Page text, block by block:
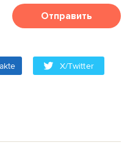
Отправить
X/Twitter